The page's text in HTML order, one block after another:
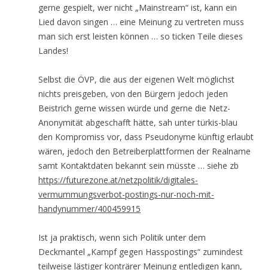
gerne gespielt, wer nicht „Mainstream“ ist, kann ein
Lied davon singen … eine Meinung zu vertreten muss
man sich erst leisten können … so ticken Teile dieses
Landes!
Selbst die ÖVP, die aus der eigenen Welt möglichst
nichts preisgeben, von den Bürgern jedoch jeden
Beistrich gerne wissen würde und gerne die Netz-
Anonymität abgeschafft hätte, sah unter türkis-blau
den Kompromiss vor, dass Pseudonyme künftig erlaubt
wären, jedoch den Betreiberplattformen der Realname
samt Kontaktdaten bekannt sein müsste … siehe zb
https://futurezone.at/netzpolitik/digitales-
vermummungsverbot-postings-nur-noch-mit-
handynummer/400459915
Ist ja praktisch, wenn sich Politik unter dem
Deckmantel „Kampf gegen Hasspostings“ zumindest
teilweise lästiger konträrer Meinung entledigen kann,